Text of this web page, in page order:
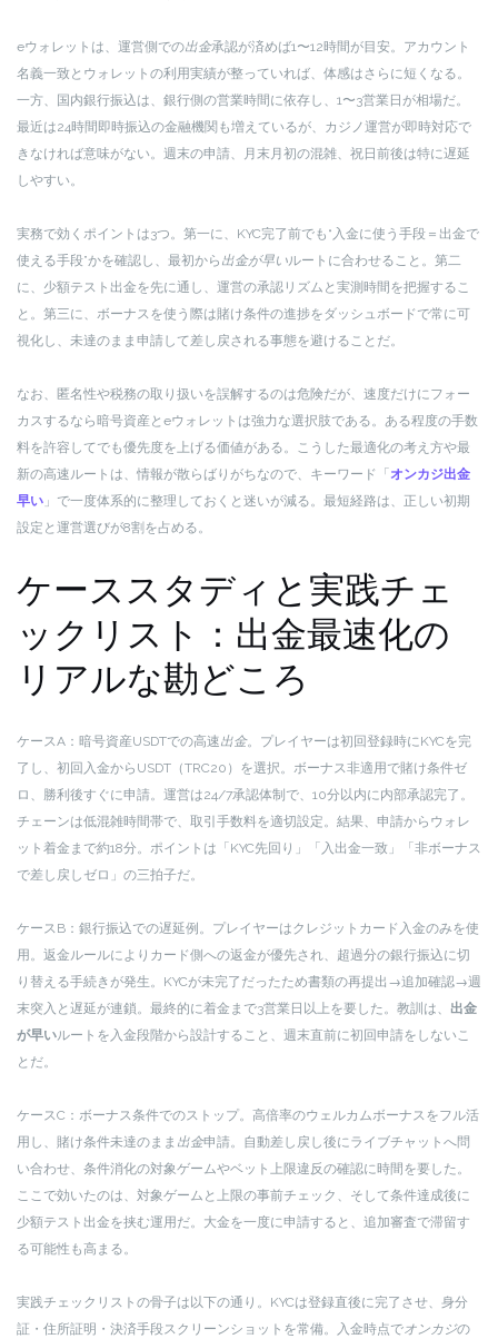
eウォレットは、運営側での出金承認が済めば1〜12時間が目安。アカウント
名義一致とウォレットの利用実績が整っていれば、体感はさらに短くなる。
一方、国内銀行振込は、銀行側の営業時間に依存し、1〜3営業日が相場だ。
最近は24時間即時振込の金融機関も増えているが、カジノ運営が即時対応で
きなければ意味がない。週末の申請、月末月初の混雑、祝日前後は特に遅延
しやすい。
実務で効くポイントは3つ。第一に、KYC完了前でも“入金に使う手段＝出金で
使える手段”かを確認し、最初から 出金が早いルートに合わせること。第二
に、少額テスト出金を先に通し、運営の承認リズムと実測時間を把握するこ
と。第三に、ボーナスを使う際は賭け条件の進捗をダッシュボードで常に可
視化し、未達のまま申請して差し戻される事態を避けることだ。
なお、匿名性や税務の取り扱いを誤解するのは危険だが、速度だけにフォー
カスするなら暗号資産とeウォレットは強力な選択肢である。ある程度の手数
料を許容してでも優先度を上げる価値がある。こうした最適化の考え方や最
新の高速ルートは、情報が散らばりがちなので、キーワード「 オンカジ出金
早い 」で一度体系的に整理しておくと迷いが減る。最短経路は、正しい初期
設定と運営選びが8割を占める。
ケーススタディと実践チェ
ックリスト：出金最速化の
リアルな勘どころ
ケースA：暗号資産USDTでの高速出金。プレイヤーは初回登録時にKYCを完
了し、初回入金からUSDT（TRC20）を選択。ボーナス非適用で賭け条件ゼ
ロ、勝利後すぐに申請。運営は24/7承認体制で、10分以内に内部承認完了。
チェーンは低混雑時間帯で、取引手数料を適切設定。結果、申請からウォレ
ット着金まで約18分。ポイントは「KYC先回り」「入出金一致」「非ボーナス
で差し戻しゼロ」の三拍子だ。
ケースB：銀行振込での遅延例。プレイヤーはクレジットカード入金のみを使
用。返金ルールによりカード側への返金が優先され、超過分の銀行振込に切
り替える手続きが発生。KYCが未完了だったため書類の再提出→追加確認→週
末突入と遅延が連鎖。最終的に着金まで3営業日以上を要した。教訓は、 出金
が早いルートを入金段階から設計すること、週末直前に初回申請をしないこ
とだ。
ケースC：ボーナス条件でのストップ。高倍率のウェルカムボーナスをフル活
用し、賭け条件未達のまま 出金申請。自動差し戻し後にライブチャットへ問
い合わせ、条件消化の対象ゲームやベット上限違反の確認に時間を要した。
ここで効いたのは、対象ゲームと上限の事前チェック、そして条件達成後に
少額テスト出金を挟む運用だ。大金を一度に申請すると、追加審査で滞留す
る可能性も高まる。
実践チェックリストの骨子は以下の通り。KYCは登録直後に完了させ、身分
証・住所証明・決済手段スクリーンショットを常備。入金時点でオンカジの